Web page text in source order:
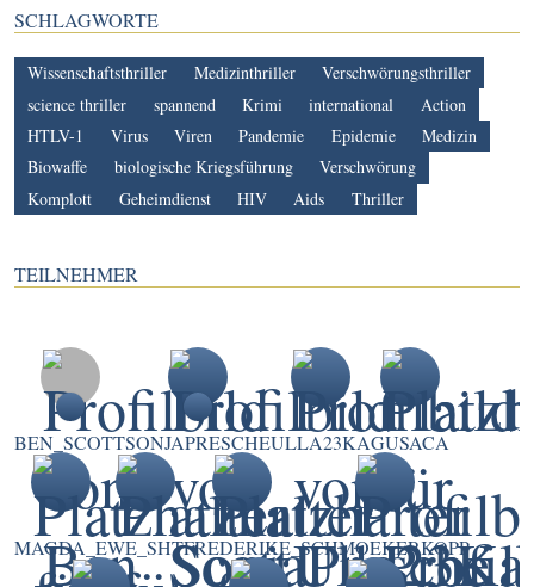
SCHLAGWORTE
Wissenschaftsthriller Medizinthriller
Verschwörungsthriller
science thriller
spannend Krimi international
Action
HTLV-1
Virus Viren Pandemie Epidemie
Medizin
Biowaffe
biologische Kriegsführung
Verschwörung
Komplott
Geheimdienst HIV Aids Thriller
TEILNEHMER
BEN_SCOTTSONJAPRESCHEULLA23KAGUSACA
MAGDA_EWE_SHTFREDERIKE_SCHMOEKERKOPP